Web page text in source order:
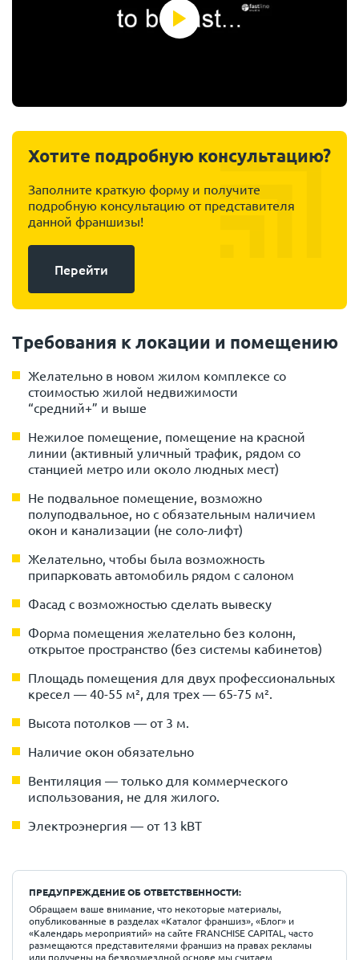
Хотите подробную консультацию?
Заполните краткую форму и получите
подробную консультацию от представителя
данной франшизы!
Перейти
Требования к локации и помещению
Желательно в новом жилом комплексе со
стоимостью жилой недвижимости
“средний+” и выше
Нежилое помещение, помещение на красной
линии (активный уличный трафик, рядом со
станцией метро или около людных мест)
Не подвальное помещение, возможно
полуподвальное, но с обязательным наличием
окон и канализации (не соло-лифт)
Желательно, чтобы была возможность
припарковать автомобиль рядом с салоном
Фасад с возможностью сделать вывеску
Форма помещения желательно без колонн,
открытое пространство (без системы кабинетов)
Площадь помещения для двух профессиональных
кресел — 40-55 м², для трех — 65-75 м².
Высота потолков — от 3 м.
Наличие окон обязательно
Вентиляция — только для коммерческого
использования, не для жилого.
Электроэнергия — от 13 kВТ
ПРЕДУПРЕЖДЕНИЕ ОБ ОТВЕТСТВЕННОСТИ:
Обращаем ваше внимание, что некоторые материалы,
опубликованные в разделах «Каталог франшиз», «Блог» и
«Календарь мероприятий» на сайте FRANCHISE CAPITAL, часто
размещаются представителями франшиз на правах рекламы
или получены на безвозмездной основе мы считаем